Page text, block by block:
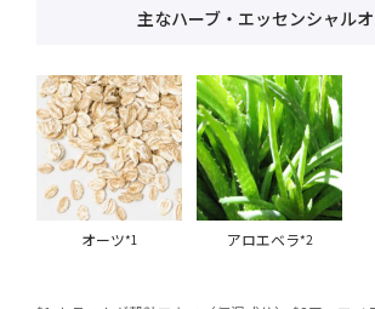
主なハーブ・エッセンシャル
オーツ*1 アロエベラ*2